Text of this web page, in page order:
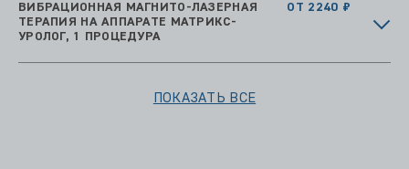
ВИБРАЦИОННАЯ МАГНИТО-ЛАЗЕРНАЯ
ТЕРАПИЯ НА АППАРАТЕ МАТРИКС-
УРОЛОГ, 1 ПРОЦЕДУРА
ОТ 2240 ₽
ПОКАЗАТЬ ВСЕ